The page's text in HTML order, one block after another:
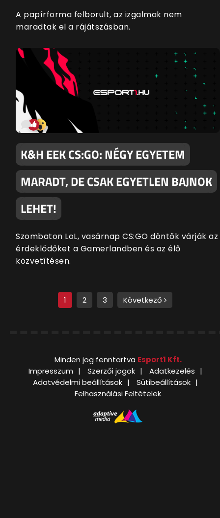
A papírforma felborult, az izgalmak nem
maradtak el a rájátszásban.
K&H EEK CS:GO: NÉGY EGYETEM
MARADT, DE CSAK EGYETLEN BAJNOK
LEHET!
Szombaton LoL, vasárnap CS:GO döntők várják az
érdeklődőket a Gamerlandben és az élő
közvetítésen.
1 2 3 Következő
Minden jog fenntartva Esport1 Kft.
Impresszum
Szerzői jogok
Adatkezelés
Adatvédelmi beállítások
Sütibeállítások
Felhasználási Feltételek